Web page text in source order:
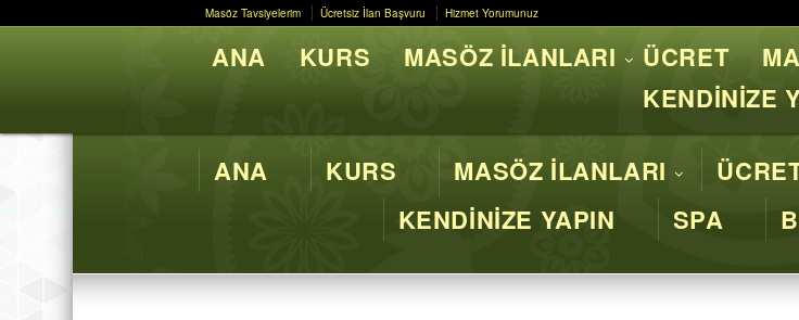
Masöz Tavsiyelerim Ücretsiz İlan Başvuru Hizmet Yorumunuz
Butik Masaj İstanbul -
ANA KURS MASÖZ İLANLARI
KENDİNİZE YAPIN
SPA
Masöz Tavsiyelerim Ücretsiz İlan Başvuru Hizmet Yorumunuz
ANA KURS MASÖZ İLANLARI ÜCRET
KENDİNİZE